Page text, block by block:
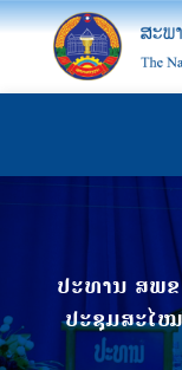
ປະທານ​ ສພຂ​
ປະຊຸມສະໄ